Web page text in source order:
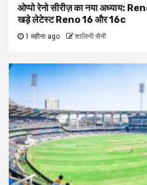
ओप्पो रेनो सीरीज़ का नया अध्याय:
खड़े लेटेस्ट Reno 16 और 16c
1 महीना ago शालिनी सैनी